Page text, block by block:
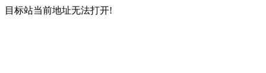
目标站当前地址无法打开!